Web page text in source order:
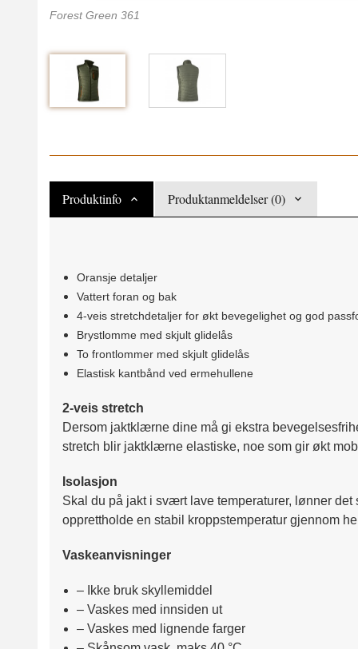
Forest Green 361
Produktinfo Produktanmeldelser (0)
Oransje detaljer
Vattert foran og bak
4-veis stretchdetaljer for økt bevegelighet og god
Brystlomme med skjult glidelås
To frontlommer med skjult glidelås
Elastisk kantbånd ved ermehullene
2-veis stretch
Dersom jaktklærne dine må gi ekstra
stretch blir jaktklærne elastiske, noe som gir økt
Isolasjon
Skal du på jakt i svært lave temperaturer, lønner
opprettholde en stabil kroppstemperatur gjennom
Vaskeanvisninger
– Ikke bruk skyllemiddel
– Vaskes med innsiden ut
– Vaskes med lignende farger